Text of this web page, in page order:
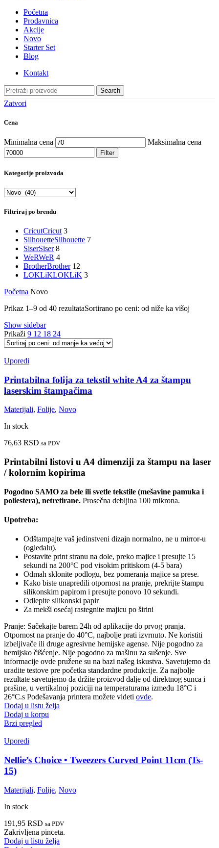
Početna
Prodavnica
Akcije
Novo
Starter Set
Blog
Kontakt
Search
Zatvori
Cena
Minimalna cena Maksimalna cena
Filter
Kategorije proizvoda
Filtriraj po brendu
CricutCricut 3
SilhouetteSilhouette 7
SiserSiser 8
WeRWeR 4
BrotherBrother 12
LOKLiKLOKLiK 3
Početna Novo
Prikaz 1–9 od 40 rezultataSortirano po ceni: od niže ka višoj
Show sidebar
Prikaži 9 12 18 24
Uporedi
Printabilna folija za tekstil white A4 za štampu
laserskim štampačima
Materijali, Folije, Novo
In stock
76,63 RSD sa PDV
Printabilni listovi u A4 dimenziji za štampu na laser
/ kolornim kopirima
Pogodno SAMO za bele ili svetle tekstile (mešavine pamuka i
poliestera), netretirane. Prosečna debljina 100 mikrona.
Upotreba:
Odštampajte vaš jedinstveni dizajn normalno, ne u mirror-u
(ogledalu).
Postavite print stranu na dole, preko majice i presujte 15
sekundi na 200°C pod visokim pritiskom (4-5 bara)
Odmah sklonite podlogu, bez pomeranja majice sa prese.
Kako biste unapredili otpornost na pranje, prekrijte štampu
silikonskim papirom i presujte ponovo 10 sekundi.
Odlepite silikonski papir
Za mekši osećaj rastegnite majicu po širini
Pranje: Sačekajte barem 24h od aplikacije do prvog pranja.
Otpornost na pranje do 40°C, najbolje prati izvrnuto. Ne koristiti
izbeljivače ili druge agresivne hemijske agense. Nije pogodno za
hemijsko čišćenje. Nije pogodno za mašinu za sušenje. Sve
informacije ovde pružene su na bazi našeg iskustva. Savetujemo da
uradite testove pre početka standardne produkcije. Za najbolje
rezultate savetujemo da držite proizvod dalje od direktnog sunca i
prašine, u vertikalnoj poziciji na temperaturama između 18°C i
26°C.s Podešavanja printera možete videti ovde.
Dodaj u listu želja
Dodaj u korpu
Brzi pregled
Uporedi
Nellie’s Choice • Tweezers Curved Point 11cm (Ts-
15)
Materijali, Folije, Novo
In stock
191,95 RSD sa PDV
Zakrivljena pinceta.
Dodaj u listu želja